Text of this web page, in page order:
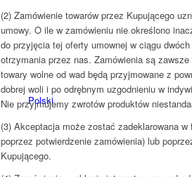
Polski
(2) Zamówienie towarów przez Kupującego
umowy. O ile w zamówieniu nie określono
do przyjęcia tej oferty umownej w ciągu
otrzymania przez nas. Zamówienia są
towary wolne od wad będą przyjmowane z
dobrej woli i po odrębnym uzgodnieniu w
Nie przyjmujemy zwrotów produktów
(3) Akceptacja może zostać zadeklarowana w
poprzez potwierdzenie zamówienia) lub
Kupującego.